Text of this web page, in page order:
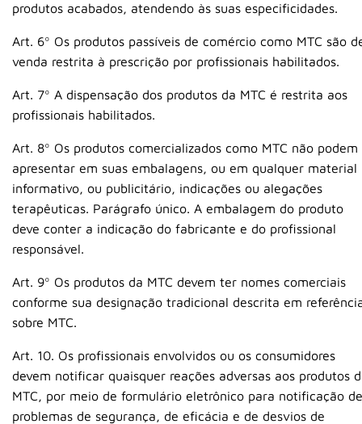
produtos acabados, atendendo às suas especificidades.
Art. 6º Os produtos passíveis de comércio como MTC são
venda restrita à prescrição por profissionais habilitados.
Art. 7º A dispensação dos produtos da MTC é restrita aos
profissionais habilitados.
Art. 8º Os produtos comercializados como MTC não podem
apresentar em suas embalagens, ou em qualquer material
informativo, ou publicitário, indicações ou alegações
terapêuticas. Parágrafo único. A embalagem do produto
deve conter a indicação do fabricante e do profissional
responsável.
Art. 9º Os produtos da MTC devem ter nomes comerciais
conforme sua designação tradicional descrita em
sobre MTC.
Art. 10. Os profissionais envolvidos ou os consumidores
devem notificar quaisquer reações adversas aos produtos
MTC, por meio de formulário eletrônico para notificação de
problemas de segurança, de eficácia e de desvios de